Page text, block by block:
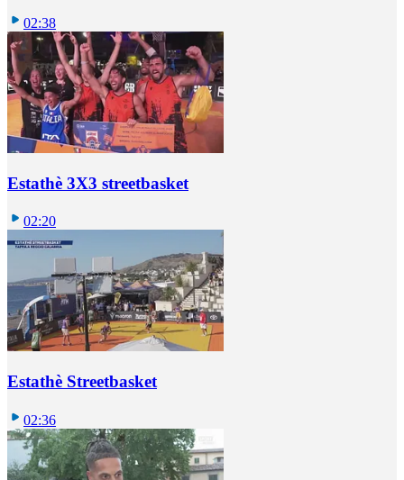
02:38
Estathè 3X3 streetbasket
02:20
Estathè Streetbasket
02:36